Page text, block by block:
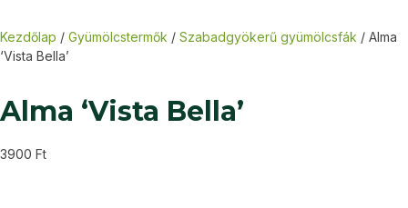
Kezdőlap / Gyümölcstermők / Szabadgyökerű gyümölcsfák / Alma
‘Vista Bella’
Alma ‘Vista Bella’
3900 Ft